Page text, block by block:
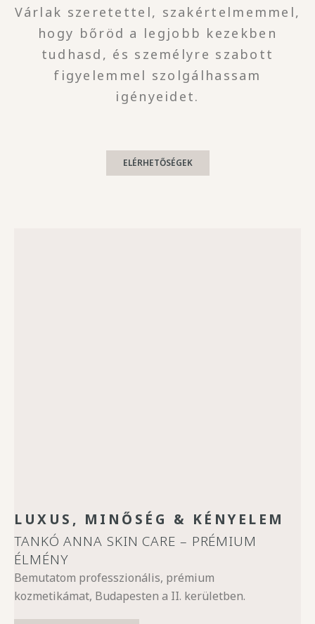
Várlak szeretettel, szakértelmemmel,
hogy bőröd a legjobb kezekben
tudhasd, és személyre szabott
figyelemmel szolgálhassam
igényeidet.
ELÉRHETŐSÉGEK
LUXUS, MINŐSÉG & KÉNYELEM
TANKÓ ANNA SKIN CARE – PRÉMIUM
ÉLMÉNY
Bemutatom professzionális, prémium
kozmetikámat, Budapesten a II. kerületben.